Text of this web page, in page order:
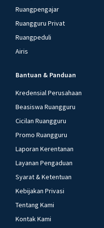
Ruangpengajar
Ruangguru Privat
Ruangpeduli
Airis
Bantuan & Panduan
Kredensial Perusahaan
Beasiswa Ruangguru
Cicilan Ruangguru
Promo Ruangguru
Laporan Kerentanan
Layanan Pengaduan
Syarat & Ketentuan
Kebijakan Privasi
Tentang Kami
Kontak Kami